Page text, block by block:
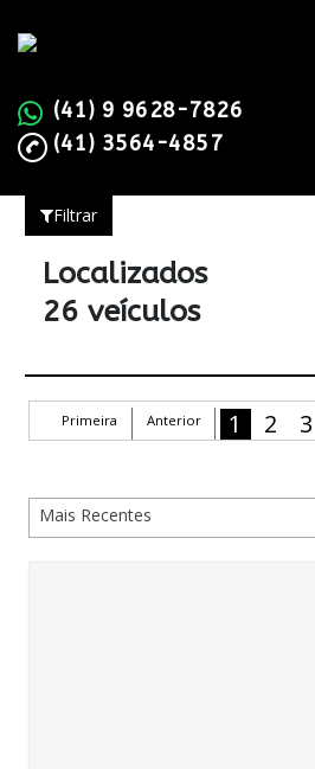
(41) 9 9628-7826
(41) 3564-4857
Filtrar
Localizados
26 veículos
Primeira Anterior 1 2 3
Mais Recentes